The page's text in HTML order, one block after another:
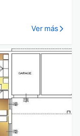
Ver más